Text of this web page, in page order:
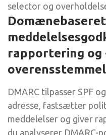
selector og
Domænebaseret
rapportering og
DMARC tilpasser SPF
adresse, fastsætter
meddelelser og giver
du analyserer DMARC-